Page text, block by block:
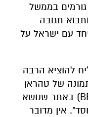
בממשל
תגובה
עם ישראל על
להוציא הרבה
של טהראן
בלילה עם הכיתוב "לפני" (BEFOR) באתר שנושא
אין מדובר